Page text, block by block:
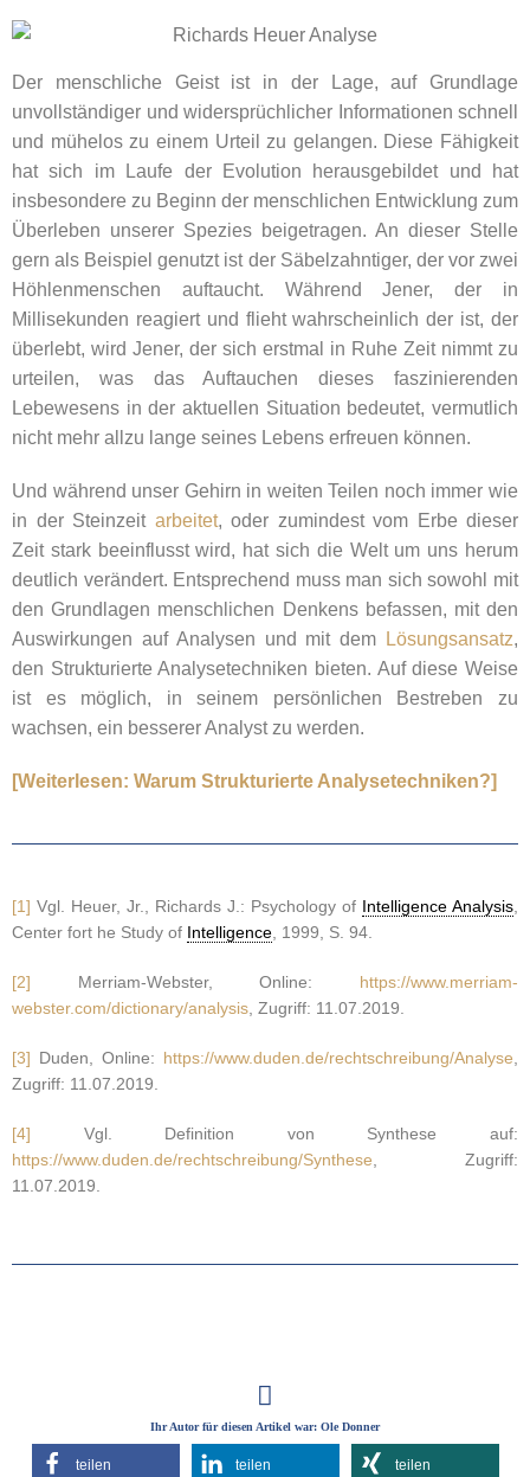
Der menschliche Geist ist in der Lage, auf Grundlage
unvollständiger und widersprüchlicher Informationen schnell
und mühelos zu einem Urteil zu gelangen. Diese Fähigkeit
hat sich im Laufe der Evolution herausgebildet und hat
insbesondere zu Beginn der menschlichen Entwicklung zum
Überleben unserer Spezies beigetragen. An dieser Stelle
gern als Beispiel genutzt ist der Säbelzahntiger, der vor zwei
Höhlenmenschen auftaucht. Während Jener, der in
Millisekunden reagiert und flieht wahrscheinlich der ist, der
überlebt, wird Jener, der sich erstmal in Ruhe Zeit nimmt zu
urteilen, was das Auftauchen dieses faszinierenden
Lebewesens in der aktuellen Situation bedeutet, vermutlich
nicht mehr allzu lange seines Lebens erfreuen können.
Und während unser Gehirn in weiten Teilen noch immer wie
in der Steinzeit arbeitet, oder zumindest vom Erbe dieser
Zeit stark beeinflusst wird, hat sich die Welt um uns herum
deutlich verändert. Entsprechend muss man sich sowohl mit
den Grundlagen menschlichen Denkens befassen, mit den
Auswirkungen auf Analysen und mit dem
Lösungsansatz,
den Strukturierte Analysetechniken bieten. Auf diese Weise
ist es möglich, in seinem persönlichen Bestreben zu
wachsen, ein besserer Analyst zu werden.
[Weiterlesen: Warum Strukturierte Analysetechniken?]
[1] Vgl. Heuer, Jr., Richards J.: Psychology of Intelligence Analysis
Center fort he Study of Intelligence , 1999, S. 94.
[2] Merriam-Webster, Online: https://www.merriam-
webster.com/dictionary/analysis , Zugriff: 11.07.2019.
[3] Duden, Online: https://www.duden.de/rechtschreibung/Analyse
Zugriff: 11.07.2019.
[4] Vgl. Definition von Synthese auf:
https://www.duden.de/rechtschreibung/Synthese , Zugriff:
11.07.2019.
Ihr Autor für diesen Artikel war: Ole Donner
teilen teilen teilen